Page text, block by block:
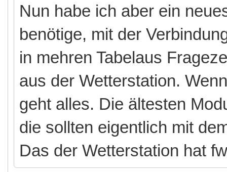
Nun habe ich aber ein
benötige, mit der
in mehren Tabelaus
aus der Wetterstation.
geht alles. Die ältesten
die sollten eigentlich mit
Das der Wetterstation hat